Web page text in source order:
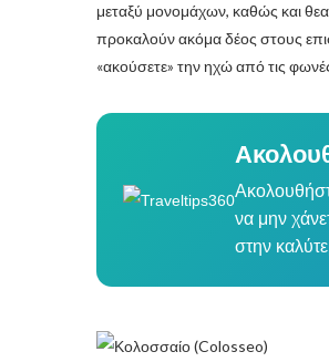
μεταξύ μονομάχων, καθώς και
προκαλούν ακόμα δέος στους
«ακούσετε» την ηχώ από τις
να μην
στην